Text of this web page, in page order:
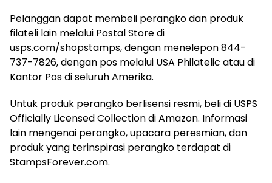
Pelanggan dapat membeli perangko dan produk
filateli lain melalui Postal Store di
usps.com/shopstamps, dengan menelepon 844-
737-7826, dengan pos melalui USA Philatelic atau di
Kantor Pos di seluruh Amerika.
Untuk produk perangko berlisensi resmi, beli di USPS
Officially Licensed Collection di Amazon. Informasi
lain mengenai perangko, upacara peresmian, dan
produk yang terinspirasi perangko terdapat di
StampsForever.com.